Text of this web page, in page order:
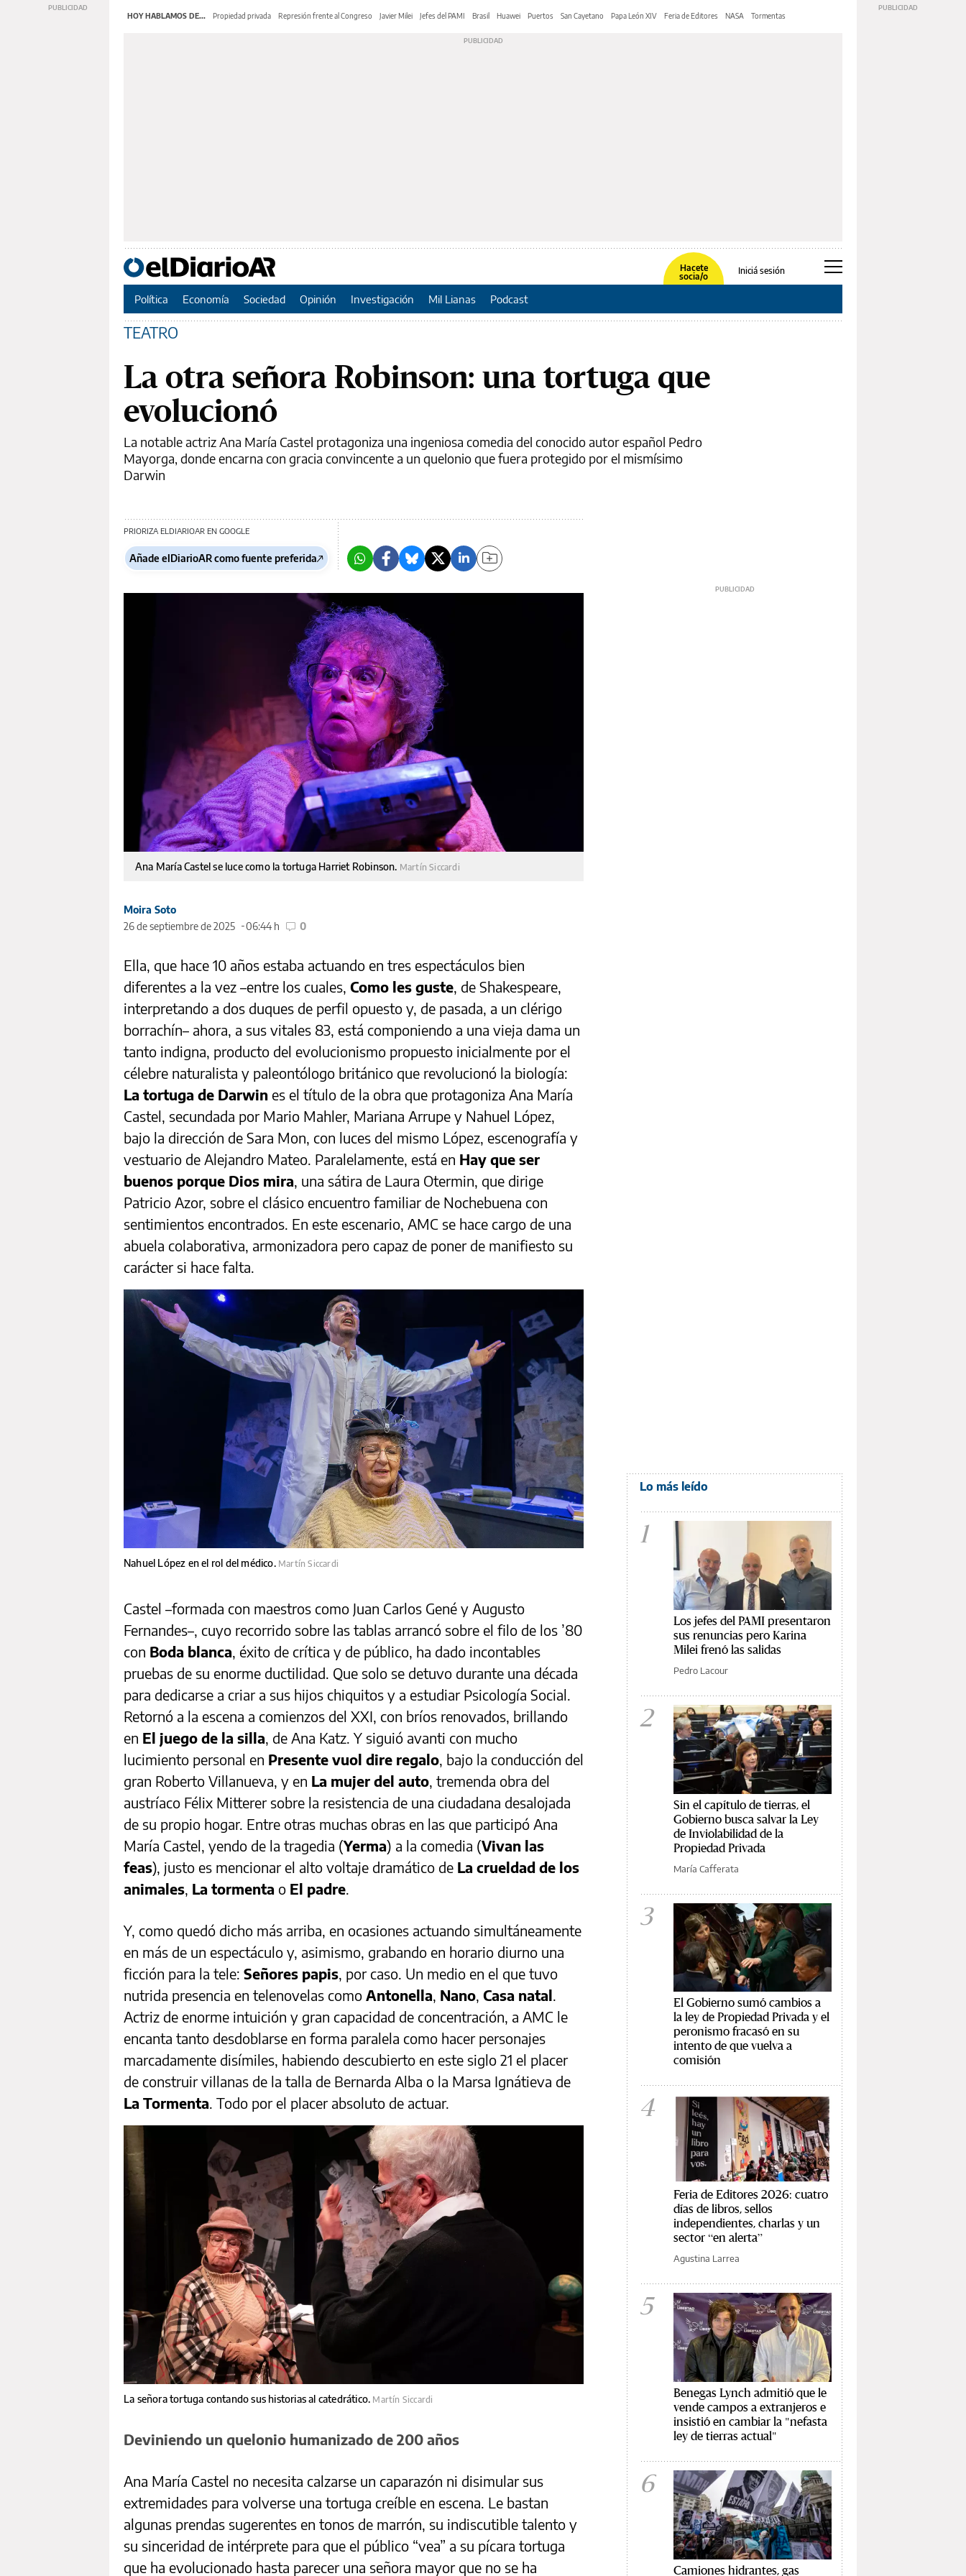
HOY HABLAMOS DE... Propiedad privada Represión frente al Congreso Javier Milei Jefes del PAMI Brasil Huawei Puertos San Cayetano Papa León XIV Feria de Editores NASA Tormentas
Hacete
socia/o
Iniciá sesión
Política Economía Sociedad Opinión Investigación Mil Lianas Podcast
TEATRO
La otra señora Robinson: una tortuga que
evolucionó
La notable actriz Ana María Castel protagoniza una ingeniosa comedia del conocido autor español Pedro
Mayorga, donde encarna con gracia convincente a un quelonio que fuera protegido por el mismísimo
Darwin
PRIORIZA ELDIARIOAR EN GOOGLE
Añade elDiarioAR como fuente preferida
Ana María Castel se luce como la tortuga Harriet Robinson. Martín Siccardi
Moira Soto
26 de septiembre de 2025
06:44 h 0
Ella, que hace 10 años estaba actuando en tres espectáculos bien
diferentes a la vez –entre los cuales, Como les guste, de Shakespeare,
interpretando a dos duques de perfil opuesto y, de pasada, a un clérigo
borrachín– ahora, a sus vitales 83, está componiendo a una vieja dama un
tanto indigna, producto del evolucionismo propuesto inicialmente por el
célebre naturalista y paleontólogo británico que revolucionó la biología:
La tortuga de Darwin es el título de la obra que protagoniza Ana María
Castel, secundada por Mario Mahler, Mariana Arrupe y Nahuel López,
bajo la dirección de Sara Mon, con luces del mismo López, escenografía y
vestuario de Alejandro Mateo. Paralelamente, está en Hay que ser
buenos porque Dios mira, una sátira de Laura Otermin, que dirige
Patricio Azor, sobre el clásico encuentro familiar de Nochebuena con
sentimientos encontrados. En este escenario, AMC se hace cargo de una
abuela colaborativa, armonizadora pero capaz de poner de manifiesto su
carácter si hace falta.
Nahuel López en el rol del médico. Martín Siccardi
Castel –formada con maestros como Juan Carlos Gené y Augusto
Fernandes–, cuyo recorrido sobre las tablas arrancó sobre el filo de los ’80
con Boda blanca, éxito de crítica y de público, ha dado incontables
pruebas de su enorme ductilidad. Que solo se detuvo durante una década
para dedicarse a criar a sus hijos chiquitos y a estudiar Psicología Social.
Retornó a la escena a comienzos del XXI, con bríos renovados, brillando
en El juego de la silla, de Ana Katz. Y siguió avanti con mucho
lucimiento personal en Presente vuol dire regalo, bajo la conducción del
gran Roberto Villanueva, y en La mujer del auto, tremenda obra del
austríaco Félix Mitterer sobre la resistencia de una ciudadana desalojada
de su propio hogar. Entre otras muchas obras en las que participó Ana
María Castel, yendo de la tragedia (Yerma) a la comedia (Vivan las
feas), justo es mencionar el alto voltaje dramático de La crueldad de los
animales, La tormenta o El padre.
Y, como quedó dicho más arriba, en ocasiones actuando simultáneamente
en más de un espectáculo y, asimismo, grabando en horario diurno una
ficción para la tele: Señores papis, por caso. Un medio en el que tuvo
nutrida presencia en telenovelas como Antonella, Nano, Casa natal.
Actriz de enorme intuición y gran capacidad de concentración, a AMC le
encanta tanto desdoblarse en forma paralela como hacer personajes
marcadamente disímiles, habiendo descubierto en este siglo 21 el placer
de construir villanas de la talla de Bernarda Alba o la Marsa Ignátieva de
La Tormenta. Todo por el placer absoluto de actuar.
La señora tortuga contando sus historias al catedrático. Martín Siccardi
Deviniendo un quelonio humanizado de 200 años
Ana María Castel no necesita calzarse un caparazón ni disimular sus
extremidades para volverse una tortuga creíble en escena. Le bastan
algunas prendas sugerentes en tonos de marrón, su indiscutible talento y
su sinceridad de intérprete para que el público “vea” a su pícara tortuga
que ha evolucionado hasta parecer una señora mayor que no se ha
Lo más leído
1
Los jefes del PAMI presentaron
sus renuncias pero Karina
Milei frenó las salidas
Pedro Lacour
2
Sin el capítulo de tierras, el
Gobierno busca salvar la Ley
de Inviolabilidad de la
Propiedad Privada
María Cafferata
3
El Gobierno sumó cambios a
la ley de Propiedad Privada y el
peronismo fracasó en su
intento de que vuelva a
comisión
4
Feria de Editores 2026: cuatro
días de libros, sellos
independientes, charlas y un
sector “en alerta”
Agustina Larrea
5
Benegas Lynch admitió que le
vende campos a extranjeros e
insistió en cambiar la "nefasta
ley de tierras actual"
6
Camiones hidrantes, gas